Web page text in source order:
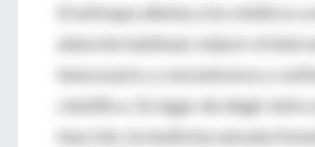
El enfoque alienta a los médicos a
atención habitual, reducir el
innecesario y concentrarse y
científico. En lugar de elegir entre
inacción, la medicina sensata